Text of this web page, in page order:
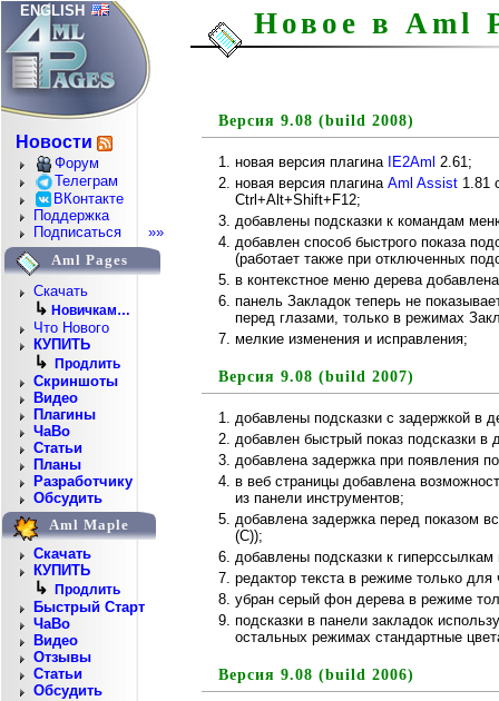
ENGLISH
Новости
Форум
Телеграм
ВКонтакте
Поддержка
Подписаться
»»
Aml Pages
Скачать
↳ Новичкам…
Что Нового
КУПИТЬ
↳ Продлить
Скриншоты
Видео
Плагины
ЧаВо
Статьи
Планы
Разработчику
Обсудить
Aml Maple
Скачать
КУПИТЬ
↳ Продлить
Быстрый Старт
ЧаВо
Видео
Отзывы
Статьи
Обсудить
Новое в Aml
Версия 9.08 (build 2008)
новая версия плагина IE2Aml 2.61;
новая версия плагина Aml Assist 1.81
Ctrl+Alt+Shift+F12;
добавлены подсказки к командам
добавлен способ быстрого показа
(работает также при отключенных
в контекстное меню дерева
панель Закладок теперь не
перед глазами, только в режимах
мелкие изменения и исправления;
Версия 9.08 (build 2007)
добавлены подсказки с задержкой в
добавлен быстрый показ подсказки
добавлена задержка при появления
в веб страницы добавлена
из панели инструментов;
добавлена задержка перед показом
(С));
добавлены подсказки к
редактор текста в режиме только
убран серый фон дерева в режиме
подсказки в панели закладок
остальных режимах стандартные
Версия 9.08 (build 2006)